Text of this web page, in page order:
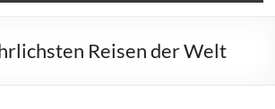
Reisen der Welt